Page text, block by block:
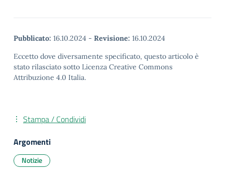
Pubblicato: 16.10.2024 - Revisione: 16.10.2024
Eccetto dove diversamente specificato, questo articolo è
stato rilasciato sotto Licenza Creative Commons
Attribuzione 4.0 Italia.
Stampa / Condividi
Argomenti
Notizie